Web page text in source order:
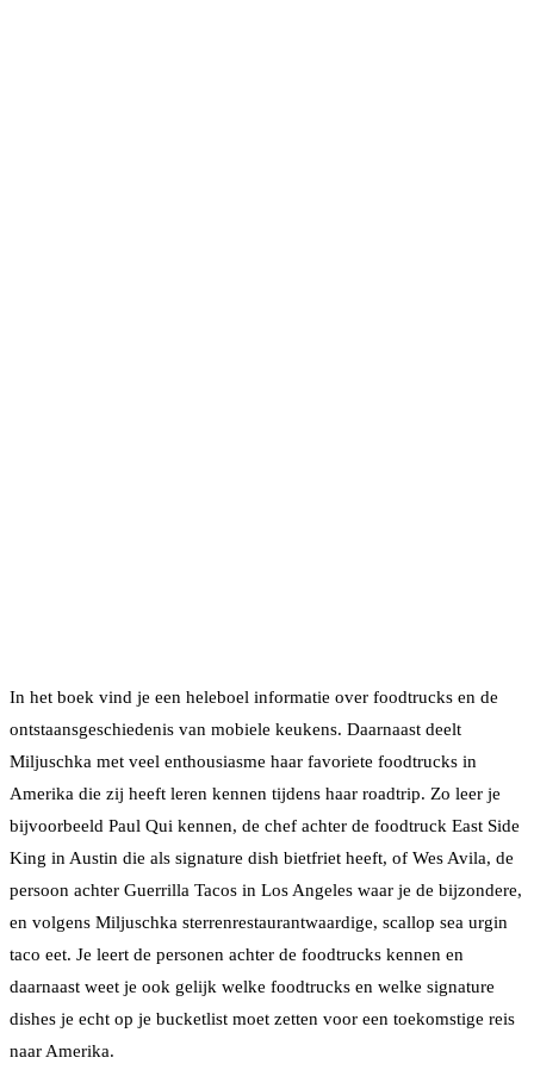
In het boek vind je een heleboel informatie over foodtrucks en de
ontstaansgeschiedenis van mobiele keukens. Daarnaast deelt
Miljuschka met veel enthousiasme haar favoriete foodtrucks in
Amerika die zij heeft leren kennen tijdens haar roadtrip. Zo leer je
bijvoorbeeld Paul Qui kennen, de chef achter de foodtruck East Side
King in Austin die als signature dish bietfriet heeft, of Wes Avila, de
persoon achter Guerrilla Tacos in Los Angeles waar je de bijzondere,
en volgens Miljuschka sterrenrestaurantwaardige, scallop sea urgin
taco eet. Je leert de personen achter de foodtrucks kennen en
daarnaast weet je ook gelijk welke foodtrucks en welke signature
dishes je echt op je bucketlist moet zetten voor een toekomstige reis
naar Amerika.